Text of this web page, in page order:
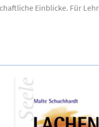
Einblicke. Für